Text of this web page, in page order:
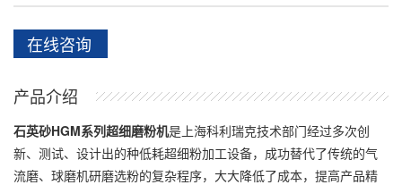
在线咨询
产品介绍
石英砂HGM系列超细磨粉机是上海科利瑞克技术部门经过多次创
新、测试、设计出的种低耗超细粉加工设备，成功替代了传统的气
流磨、球磨机研磨选粉的复杂程序，大大降低了成本，提高产品精